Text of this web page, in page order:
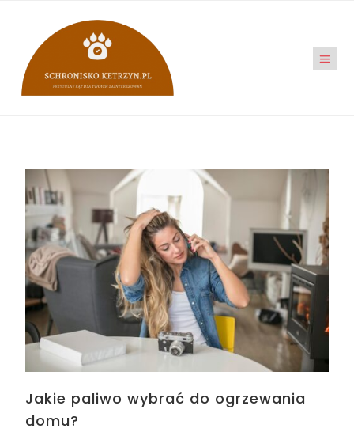
Jakie paliwo wybrać do ogrzewania
domu?